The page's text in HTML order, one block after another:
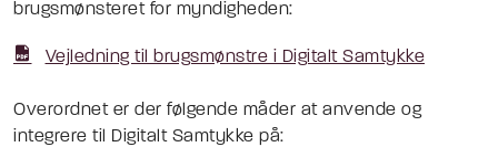
brugsmønsteret for myndigheden:
Vejledning til brugsmønstre i Digitalt Samtykke
Overordnet er der følgende måder at anvende og
integrere til Digitalt Samtykke på: